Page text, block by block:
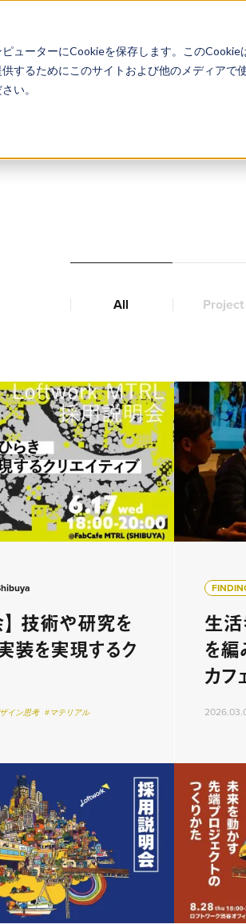
ューターにCookieを保存します。この
するためにこのサイトおよび他のメディアで
い。
About
All Project
技術や研究を
装を実現するク
イン思考 #マテリアル
生
を編
カフ